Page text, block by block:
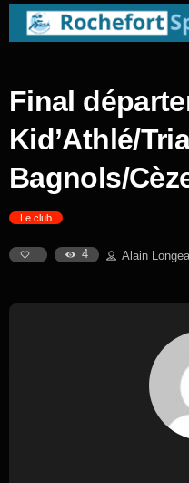
Final
Kid’Athlé/
Bagnols/
Le club
4 Alain